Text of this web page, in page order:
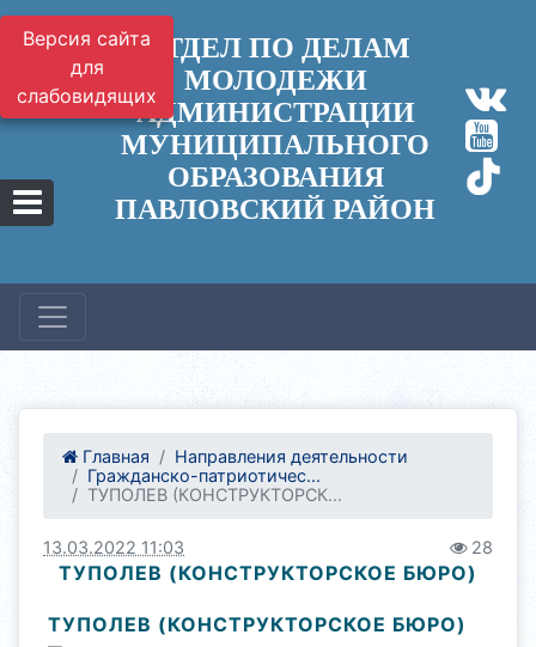
Версия сайта
для
слабовидящих
ОТДЕЛ ПО ДЕЛАМ
МОЛОДЕЖИ
АДМИНИСТРАЦИИ
МУНИЦИПАЛЬНОГО
ОБРАЗОВАНИЯ
ПАВЛОВСКИЙ РАЙОН
Главная
Направления деятельности
Гражданско-патриотичес...
ТУПОЛЕВ (КОНСТРУКТОРСК...
13.03.2022 11:03 28
ТУПОЛЕВ (КОНСТРУКТОРСКОЕ БЮРО)
ТУПОЛЕВ (КОНСТРУКТОРСКОЕ БЮРО)